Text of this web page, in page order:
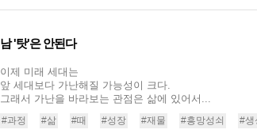
남 '탓'은 안된다
이제 미래 세대는
앞 세대보다 가난해질 가능성이 크다.
그래서 가난을 바라보는 관점은 삶에 있어서...
#과정 #삶 #때 #성장 #재물 #흥망성쇠 #생